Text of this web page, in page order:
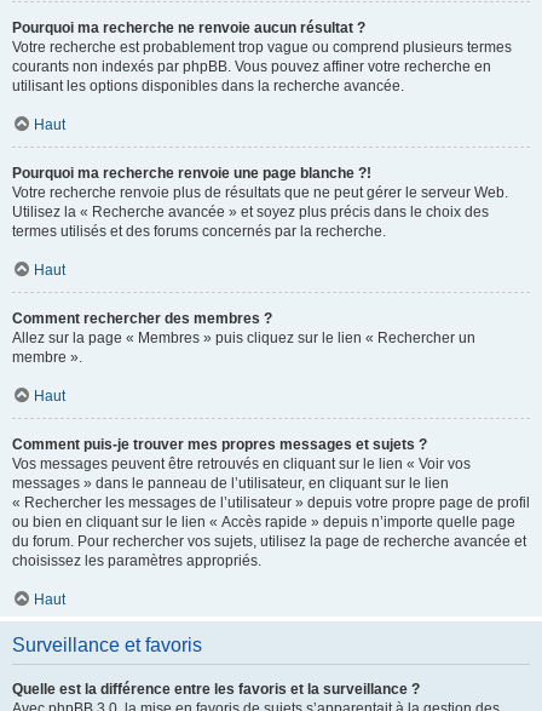
Pourquoi ma recherche ne renvoie aucun résultat ?
Votre recherche est probablement trop vague ou comprend plusieurs termes
courants non indexés par phpBB. Vous pouvez affiner votre recherche en
utilisant les options disponibles dans la recherche avancée.
Haut
Pourquoi ma recherche renvoie une page blanche ?!
Votre recherche renvoie plus de résultats que ne peut gérer le serveur Web.
Utilisez la « Recherche avancée » et soyez plus précis dans le choix des
termes utilisés et des forums concernés par la recherche.
Haut
Comment rechercher des membres ?
Allez sur la page « Membres » puis cliquez sur le lien « Rechercher un
membre ».
Haut
Comment puis-je trouver mes propres messages et sujets ?
Vos messages peuvent être retrouvés en cliquant sur le lien « Voir vos
messages » dans le panneau de l’utilisateur, en cliquant sur le lien
« Rechercher les messages de l’utilisateur » depuis votre propre page de profil
ou bien en cliquant sur le lien « Accès rapide » depuis n’importe quelle page
du forum. Pour rechercher vos sujets, utilisez la page de recherche avancée et
choisissez les paramètres appropriés.
Haut
Surveillance et favoris
Quelle est la différence entre les favoris et la surveillance ?